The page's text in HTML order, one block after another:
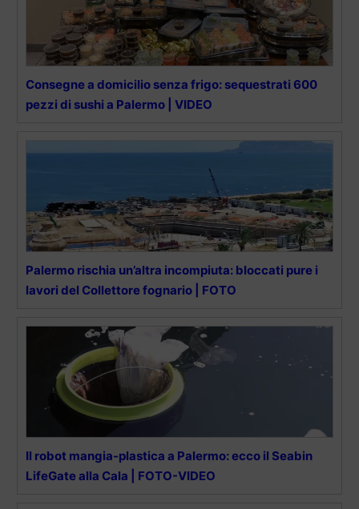
Consegne a domicilio senza frigo: sequestrati 600
pezzi di sushi a Palermo | VIDEO
Palermo rischia un’altra incompiuta: bloccati pure i
lavori del Collettore fognario | FOTO
Il robot mangia-plastica a Palermo: ecco il Seabin
LifeGate alla Cala | FOTO-VIDEO